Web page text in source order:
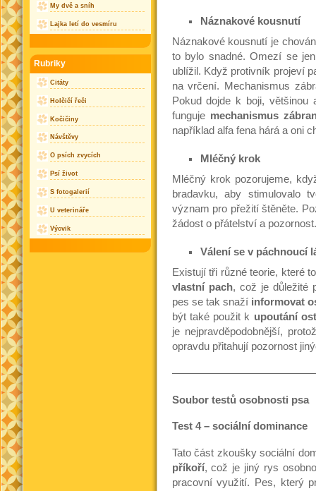
Náznakové kousnutí
Náznakové kousnutí je
to bylo snadné. Omezí se
ublížil. Když protivník projeví
na vrčení. Mechanismus
Pokud dojde k boji,
funguje mechanismus
například alfa fena hárá a oni
Mléčný krok
Mléčný krok pozorujeme,
bradavku, aby stimulovalo
význam pro přežití štěněte.
žádost o přátelství a pozornost.
Válení se v páchnoucí
Existují tři různé teorie, které
vlastní pach, což je důležité
pes se tak snaží informovat
být také použit k upoutání
je nejpravděpodobnější,
opravdu přitahují pozornost
Soubor testů osobnosti psa
Test 4 – sociální dominance
Tato část zkoušky sociální
příkoří, což je jiný rys
pracovní využití. Pes, který
My dvě a sníh
Lajka letí do vesmíru
Rubriky
Citáty
Holčičí řeči
Kočičiny
Návštěvy
O psích zvycích
Psí život
S fotogalerií
U veterináře
Výcvik